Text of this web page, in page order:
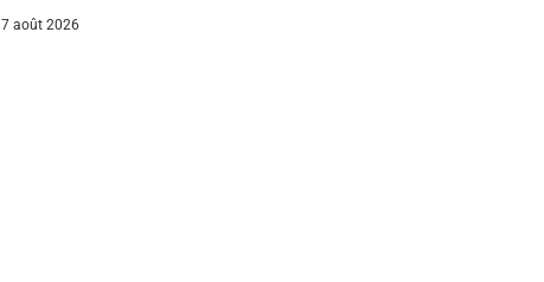
7 août 2026